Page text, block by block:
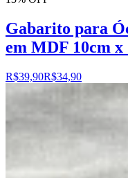
Gabarito para
em MDF 10cm x
R$39,90R$34,90